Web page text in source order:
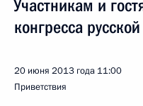
Участникам и
конгресса
20 июня 2013 года 11:00
Приветствия